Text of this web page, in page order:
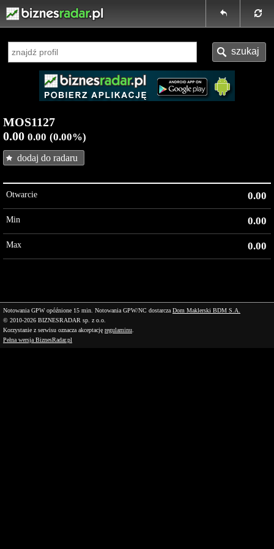
MOS1127
0.00 0.00 (0.00%)
dodaj do radaru
Otwarcie 0.00
Min 0.00
Max 0.00
Notowania GPW opóźnione 15 min. Notowania GPW/NC dostarcza Dom Maklerski BDM S.A.
© 2010-2026 BIZNESRADAR sp. z o.o.
Korzystanie z serwisu oznacza akceptację regulaminu
Pełna wersja BiznesRadar.pl